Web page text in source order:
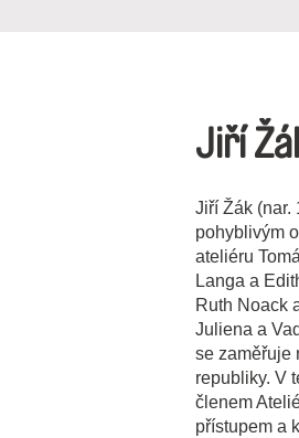
Jiří
Jiří Žák (nar.
pohyblivým
ateliéru
Langa a
Ruth Noack
Juliena a
se zaměřuje
republiky. V
členem
přístupem a